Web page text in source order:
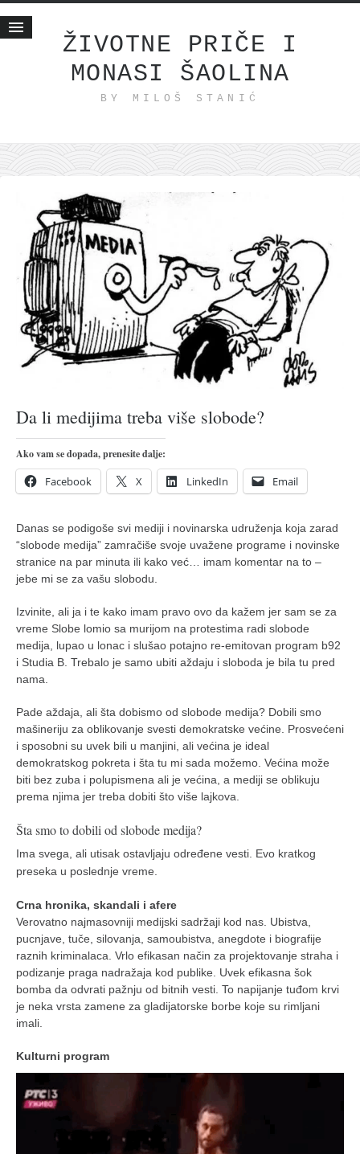
ŽIVOTNE PRIČE I
MONASI ŠAOLINA
BY MILOŠ STANIĆ
Životne priče
internet poslovanje
ishranom do zdravlja
moj haiku
momenti i mesta
bonus sadržaj
Svetlopis
zakonopravilo
duhovni otac
pravoslavlje
ćirilica
porodične priče
umesto tvitera
kalendar srpski
azbuki i knjige
Okinava karate
najnovije na blogu
istorija karatea
bubishi
kihon
naihanchi
kushanku
passai
nunchaku
tonfa
sai
timbei rochin
tsunami dojo
snimci nastupa
kontakt
Da li medijima treba više slobode?
Ako vam se dopada, prenesite dalje:
Facebook X LinkedIn Email
Danas se podigoše svi mediji i novinarska udruženja koja zarad
“slobode medija” zamračiše svoje uvažene programe i novinske
stranice na par minuta ili kako već… imam komentar na to –
jebe mi se za vašu slobodu.
Izvinite, ali ja i te kako imam pravo ovo da kažem jer sam se za
vreme Slobe lomio sa murijom na protestima radi slobode
medija, lupao u lonac i slušao potajno re-emitovan program b92
i Studia B. Trebalo je samo ubiti aždaju i sloboda je bila tu pred
nama.
Pade aždaja, ali šta dobismo od slobode medija? Dobili smo
mašineriju za oblikovanje svesti demokratske većine. Prosvećeni
i sposobni su uvek bili u manjini, ali većina je ideal
demokratskog pokreta i šta tu mi sada možemo. Većina može
biti bez zuba i polupismena ali je većina, a mediji se oblikuju
prema njima jer treba dobiti što više lajkova.
Šta smo to dobili od slobode medija?
Ima svega, ali utisak ostavljaju određene vesti. Evo kratkog
preseka u poslednje vreme.
Crna hronika, skandali i afere
Verovatno najmasovniji medijski sadržaji kod nas. Ubistva,
pucnjave, tuče, silovanja, samoubistva, anegdote i biografije
raznih kriminalaca. Vrlo efikasan način za projektovanje straha i
podizanje praga nadražaja kod publike. Uvek efikasna šok
bomba da odvrati pažnju od bitnih vesti. To napijanje tuđom krvi
je neka vrsta zamene za gladijatorske borbe koje su rimljani
imali.
Kulturni program